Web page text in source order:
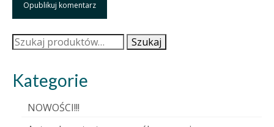
Szukaj: Szukaj
Kategorie
NOWOŚCI!!!